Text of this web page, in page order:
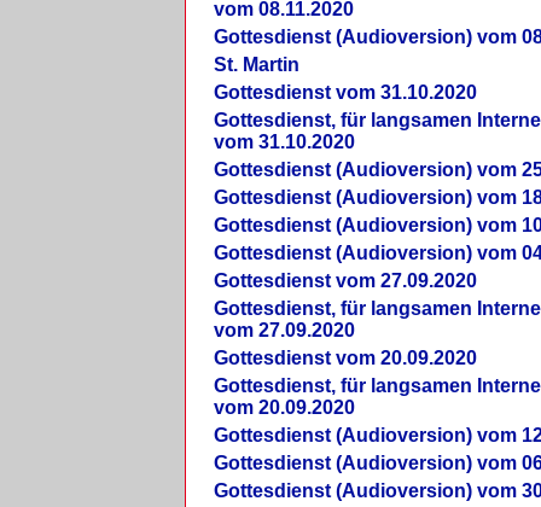
vom 08.11.2020
Gottesdienst (Audioversion) vom
St. Martin
Gottesdienst vom 31.10.2020
Gottesdienst, für langsamen
vom 31.10.2020
Gottesdienst (Audioversion) vom
Gottesdienst (Audioversion) vom
Gottesdienst (Audioversion) vom
Gottesdienst (Audioversion) vom
Gottesdienst vom 27.09.2020
Gottesdienst, für langsamen
vom 27.09.2020
Gottesdienst vom 20.09.2020
Gottesdienst, für langsamen
vom 20.09.2020
Gottesdienst (Audioversion) vom
Gottesdienst (Audioversion) vom
Gottesdienst (Audioversion) vom